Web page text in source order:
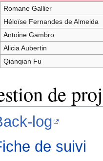
Romane Gallier
Héloïse Fernandes de Almeida
Antoine Gambro
Alicia Aubertin
Qianqian Fu
de
log
de suivi